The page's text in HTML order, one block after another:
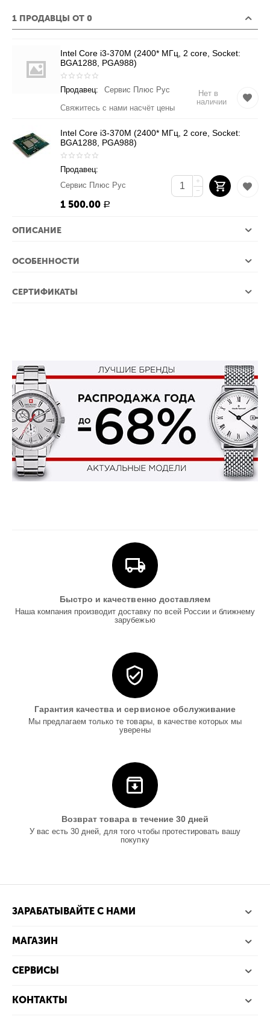
1 ПРОДАВЦЫ ОТ 0
Intel Core i3-370M (2400* МГц, 2 core, Socket:
BGA1288, PGA988)
Продавец:
Сервис Плюс Рус
Свяжитесь с нами насчёт цены
Нет в
наличии
Intel Core i3-370M (2400* МГц, 2 core, Socket:
BGA1288, PGA988)
Продавец:
Сервис Плюс Рус
1 500.00 Р
+
−
ОПИСАНИЕ
ОСОБЕННОСТИ
СЕРТИФИКАТЫ
Быстро и качественно доставляем
Наша компания производит доставку по всей России и ближнему
зарубежью
Гарантия качества и сервисное обслуживание
Мы предлагаем только те товары, в качестве которых мы
уверены
Возврат товара в течение 30 дней
У вас есть 30 дней, для того чтобы протестировать вашу
покупку
ЗАРАБАТЫВАЙТЕ С НАМИ
МАГАЗИН
СЕРВИСЫ
КОНТАКТЫ